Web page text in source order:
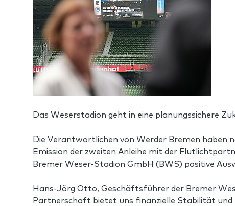
Das Weserstadion geht in eine planungssichere
Die Verantwortlichen von Werder Bremen haben
Emission der zweiten Anleihe mit der
Bremer Weser-Stadion GmbH (BWS) positive
Hans-Jörg Otto, Geschäftsführer der Bremer
Partnerschaft bietet uns finanzielle Stabilität und